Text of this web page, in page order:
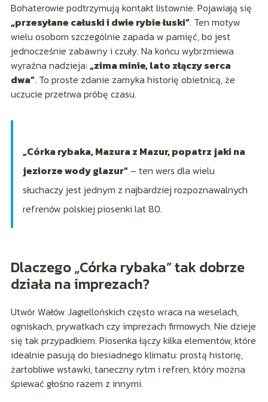
Bohaterowie podtrzymują kontakt listownie. Pojawiają się
„przesyłane całuski i dwie rybie łuski”. Ten motyw
wielu osobom szczególnie zapada w pamięć, bo jest
jednocześnie zabawny i czuły. Na końcu wybrzmiewa
wyraźna nadzieja: „zima minie, lato złączy serca
dwa”. To proste zdanie zamyka historię obietnicą, że
uczucie przetrwa próbę czasu.
„Córka rybaka, Mazura z Mazur, popatrz jaki na
jeziorze wody glazur”– ten wers dla wielu
słuchaczy jest jednym z najbardziej rozpoznawalnych
refrenów polskiej piosenki lat 80.
Dlaczego „Córka rybaka” tak dobrze
działa na imprezach?
Utwór Wałów Jagiellońskich często wraca na weselach,
ogniskach, prywatkach czy imprezach firmowych. Nie dzieje
się tak przypadkiem. Piosenka łączy kilka elementów, które
idealnie pasują do biesiadnego klimatu: prostą historię,
żartobliwe wstawki, taneczny rytm i refren, który można
śpiewać głośno razem z innymi.